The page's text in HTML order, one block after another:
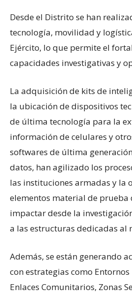
Desde el Distrito se han
tecnología, movilidad y
Ejército, lo que permite el
capacidades investigativas y
La adquisición de kits de
la ubicación de dispositivos
de última tecnología para la
información de celulares y
softwares de última
datos, han agilizado los
las instituciones armadas y la
elementos material de prueba
impactar desde la
a las estructuras dedicadas al
Además, se están generando
con estrategias como Entornos
Enlaces Comunitarios, Zonas